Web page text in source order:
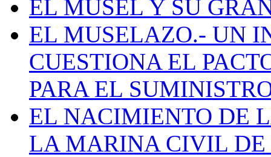
EL MUSEL Y SU
EL MUSELAZO.- UN
CUESTIONA EL
PARA EL
EL NACIMIENTO DE
LA MARINA CIVIL DE